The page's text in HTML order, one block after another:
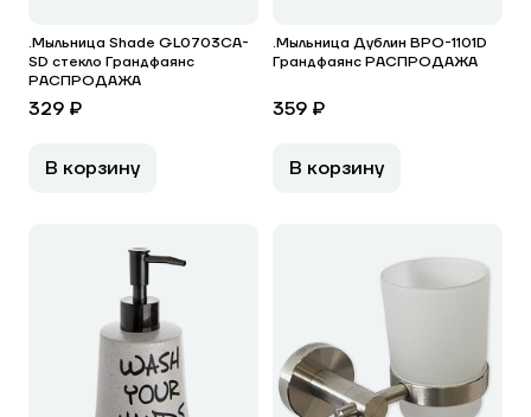
.Мыльница Shade GL0703CA-
SD стекло Грандфаянс
РАСПРОДАЖА
329 ₽
В корзину
.Мыльница Дублин BPO-1101D
Грандфаянс РАСПРОДАЖА
359 ₽
В корзину